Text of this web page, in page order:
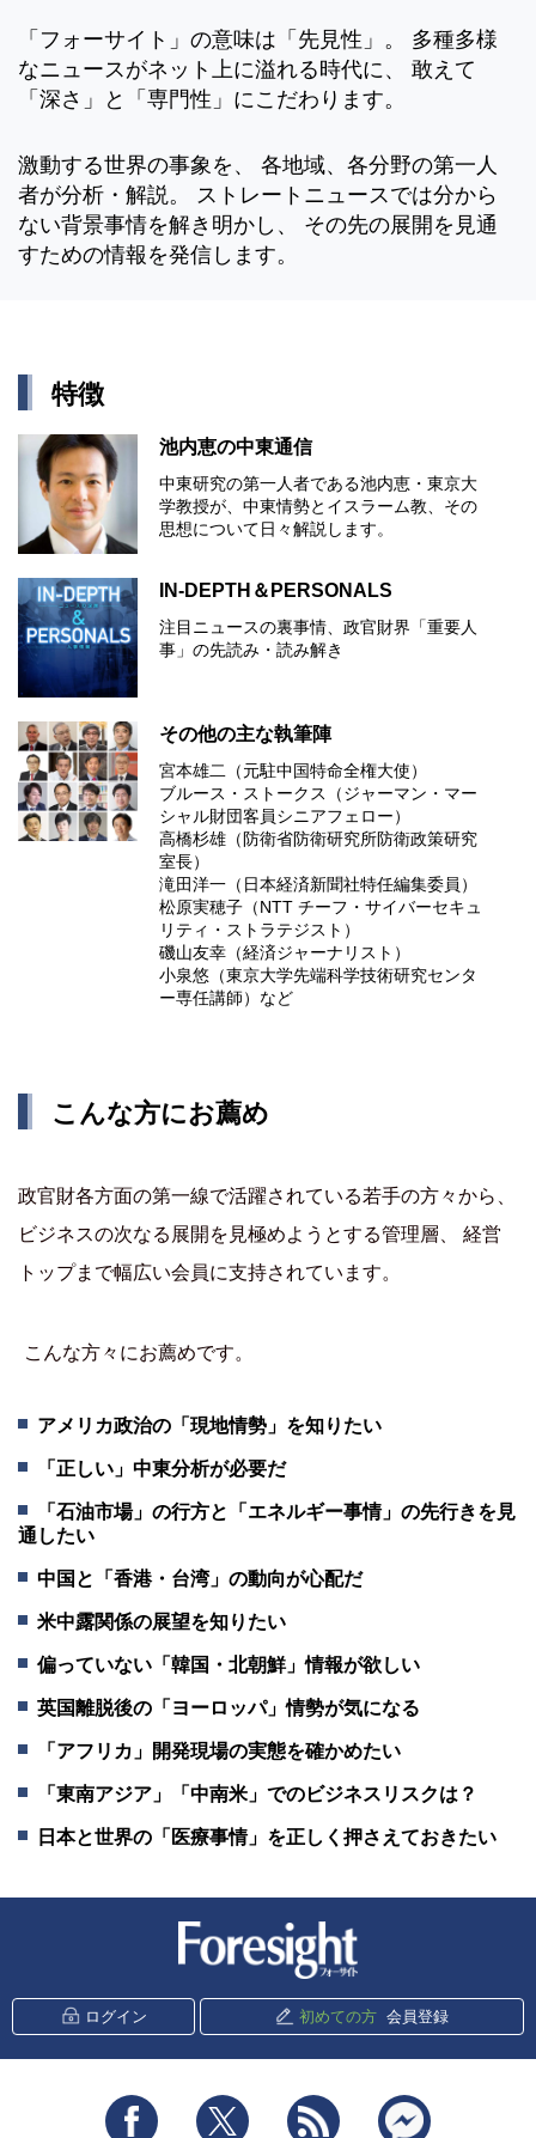
「フォーサイト」の意味は「先見性」。 多種多様
なニュースがネット上に溢れる時代に、 敢えて
「深さ」と「専門性」にこだわります。
激動する世界の事象を、 各地域、各分野の第一人
者が分析・解説。 ストレートニュースでは分から
ない背景事情を解き明かし、 その先の展開を見通
すための情報を発信します。
特徴
池内恵の中東通信
中東研究の第⼀⼈者である池内恵・東京⼤
学教授が、中東情勢とイスラーム教、その
思想について⽇々解説します。
IN-DEPTH＆PERSONALS
注目ニュースの裏事情、政官財界「重要人
事」の先読み・読み解き
その他の主な執筆陣
宮本雄二（元駐中国特命全権大使）
ブルース・ストークス（ジャーマン・マー
シャル財団客員シニアフェロー）
高橋杉雄（防衛省防衛研究所防衛政策研究
室長）
滝田洋一（日本経済新聞社特任編集委員）
松原実穂子（NTT チーフ・サイバーセキュ
リティ・ストラテジスト）
磯山友幸（経済ジャーナリスト）
小泉悠（東京大学先端科学技術研究センタ
ー専任講師）など
こんな方にお薦め
政官財各方面の第一線で活躍されている若手の方々から、
ビジネスの次なる展開を見極めようとする管理層、 経営
トップまで幅広い会員に支持されています。
こんな方々にお薦めです。
アメリカ政治の「現地情勢」を知りたい
「正しい」中東分析が必要だ
「石油市場」の行方と「エネルギー事情」の先行きを見
通したい
中国と「香港・台湾」の動向が心配だ
米中露関係の展望を知りたい
偏っていない「韓国・北朝鮮」情報が欲しい
英国離脱後の「ヨーロッパ」情勢が気になる
「アフリカ」開発現場の実態を確かめたい
「東南アジア」「中南米」でのビジネスリスクは？
日本と世界の「医療事情」を正しく押さえておきたい
ログイン 初めての方 会員登録
Facebook Twitter RSS